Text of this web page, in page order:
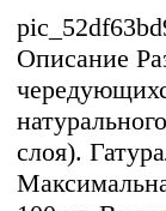
Описание
слоя).